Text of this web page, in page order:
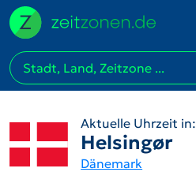
Aktuelle Uhrzeit in:
Helsingør
Dänemark